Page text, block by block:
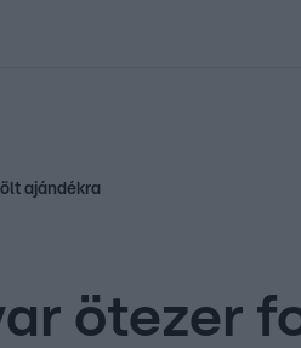
ajándékra
ötezer